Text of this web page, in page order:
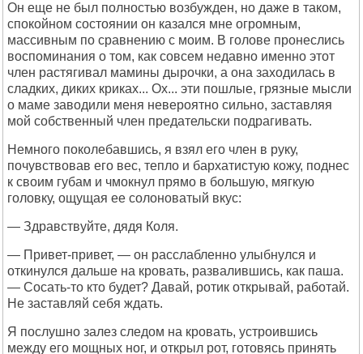
Он еще не был полностью возбужден, но даже в таком,
спокойном состоянии он казался мне огромным,
массивным по сравнению с моим. В голове пронеслись
воспоминания о том, как совсем недавно именно этот
член растягивал мамины дырочки, а она заходилась в
сладких, диких криках... Ох... эти пошлые, грязные мысли
о маме заводили меня невероятно сильно, заставляя
мой собственный член предательски подрагивать.
Немного поколебавшись, я взял его член в руку,
почувствовав его вес, тепло и бархатистую кожу, поднес
к своим губам и чмокнул прямо в большую, мягкую
головку, ощущая ее солоноватый вкус:
— Здравствуйте, дядя Коля.
— Привет-привет, — он расслабленно улыбнулся и
откинулся дальше на кровать, развалившись, как паша.
— Сосать-то кто будет? Давай, ротик открывай, работай.
Не заставляй себя ждать.
Я послушно залез следом на кровать, устроившись
между его мощных ног, и открыл рот, готовясь принять